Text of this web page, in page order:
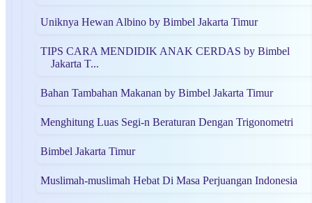
Uniknya Hewan Albino by Bimbel Jakarta Timur
TIPS CARA MENDIDIK ANAK CERDAS by Bimbel
Jakarta T...
Bahan Tambahan Makanan by Bimbel Jakarta Timur
Menghitung Luas Segi-n Beraturan Dengan Trigonometri
Bimbel Jakarta Timur
Muslimah-muslimah Hebat Di Masa Perjuangan Indonesia